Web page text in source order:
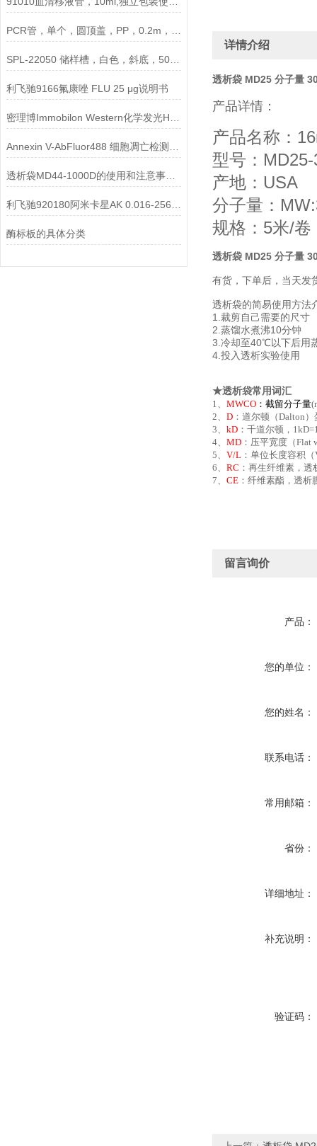
SPL-22050 储样槽，白色，斜底，50ml，单槽，单独包装
利飞驰9166氟康唑 FLU 25 μg说明书
透析袋MD44-1000D的使用和注意事项说明
酶标板的具体分类
详情介绍
透析袋 MD25 分子量
产品详情：
产品名称：
型号：
产地：USA
分子量：
规格：5米/卷
透析袋 MD25 分子量
有货，下单后，当天发
透析袋的简易使用方法
1.裁剪自己需要的尺寸
2.蒸馏水煮沸10分钟
3.冷却至40℃以下后用
4.投入透析实验使用
★透析袋常用词汇
1、 MWCO ： 截留分子量
2、 D ：道尔顿（Dalton
3、 kD ：千道尔顿，
4、 MD ：压平宽度（
5、 V/L ：单位长度容积
6、 RC ：再生纤维素，
7、 CE ：纤维素酯，透析
留言询价
产品：
您的单位：
您的姓名：
联系电话：
常用邮箱：
省份：
详细地址：
补充说明：
验证码：